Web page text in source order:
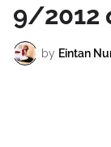
9/2012
by Eintan